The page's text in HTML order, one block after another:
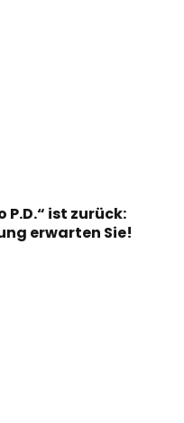
P.D.“ ist zurück:
erwarten Sie!